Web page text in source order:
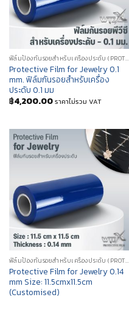
ฟิล์มป้องกันรอยสำหรับเครื่องประดับ (PROTECTIVE FILM FOR JEWELRY)
Protective Film for Jewelry 0.1
mm. ฟิล์มกันรอยสำหรับเครื่อง
ประดับ 0.1 มม
฿4,200.00 ราคาไม่รวม VAT
ฟิล์มป้องกันรอยสำหรับเครื่องประดับ (PROTECTIVE FILM FOR JEWELRY)
Protective Film for Jewelry 0.14
mm Size: 11.5cmx11.5cm
(Customised)